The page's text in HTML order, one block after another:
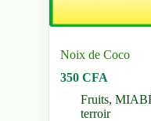
Noix de Coco
350CFA
Fruits,
terroir